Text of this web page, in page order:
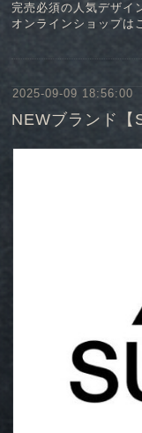
完売必須の人気デザイ
オンラインショップは
2025-09-09 18:56:00
NEWブランド【